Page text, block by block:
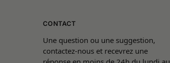
CONTACT
Une question ou une suggestion,
contactez-nous et recevrez une